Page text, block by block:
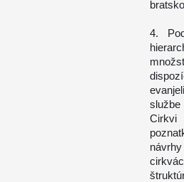
4.
Cirkvi